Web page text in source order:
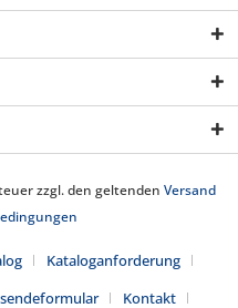
zzgl. den geltenden Versand
Kataloganforderung
Kontakt